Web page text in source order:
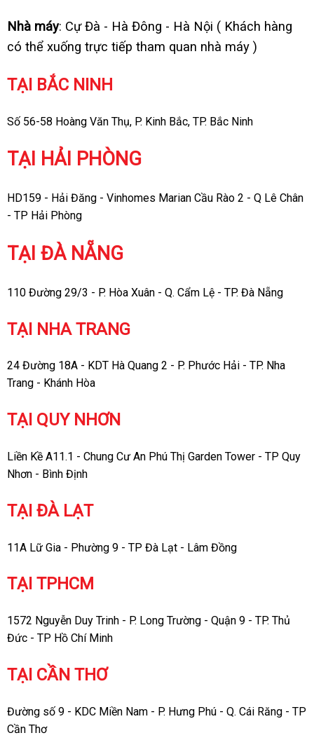
Nhà máy: Cự Đà - Hà Đông - Hà Nội ( Khách hàng
có thể xuống trực tiếp tham quan nhà máy )
TẠI BẮC NINH
Số 56-58 Hoàng Văn Thụ, P. Kinh Bắc, TP. Bắc Ninh
TẠI HẢI PHÒNG
HD159 - Hải Đăng - Vinhomes Marian Cầu Rào 2 - Q Lê Chân
- TP Hải Phòng
TẠI ĐÀ NẴNG
110 Đường 29/3 - P. Hòa Xuân - Q. Cẩm Lệ - TP. Đà Nẵng
TẠI NHA TRANG
24 Đường 18A - KDT Hà Quang 2 - P. Phước Hải - TP. Nha
Trang - Khánh Hòa
TẠI QUY NHƠN
Liền Kề A11.1 - Chung Cư An Phú Thị Garden Tower - TP Quy
Nhơn - Bình Định
TẠI ĐÀ LẠT
11A Lữ Gia - Phường 9 - TP Đà Lạt - Lâm Đồng
TẠI TPHCM
1572 Nguyễn Duy Trinh - P. Long Trường - Quận 9 - TP. Thủ
Đức - TP Hồ Chí Minh
TẠI CẦN THƠ
Đường số 9 - KDC Miền Nam - P. Hưng Phú - Q. Cái Răng - TP
Cần Thơ